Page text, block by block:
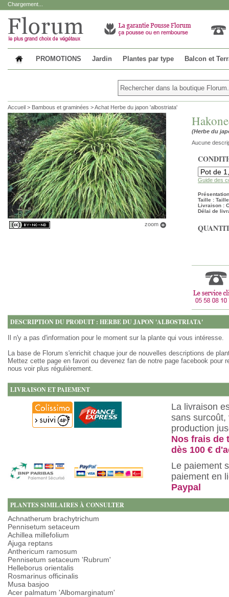
Chargement...
PROMOTIONS Jardin Plantes par type Balcon et
Accueil > Bambous et graminées >Achat Herbe du japon 'albostriata'
zoom
(Herbe du
Aucune
Guide des
Taille :
Livraison :
Délai de
DESCRIPTION DU PRODUIT : HERBE DU JAPON 'ALBOSTRIATA'
Il n'y a pas d'information pour le moment sur la plante qui vous intéresse.
La base de Florum s'enrichit chaque jour de nouvelles descriptions de
Mettez cette page en favori ou devenez fan de notre page facebook pour
nous voir plus régulièrement.
LIVRAISON ET PAIEMENT
La livraison
sans surcoût,
production
Nos frais de
dès 100 €
Le paiement
paiement en
Paypal
PLANTES SIMILAIRES À CONSULTER
Achnatherum brachytrichum
Pennisetum setaceum
Achillea millefolium
Ajuga reptans
Anthericum ramosum
Pennisetum setaceum 'Rubrum'
Helleborus orientalis
Rosmarinus officinalis
Musa basjoo
Acer palmatum 'Albomarginatum'